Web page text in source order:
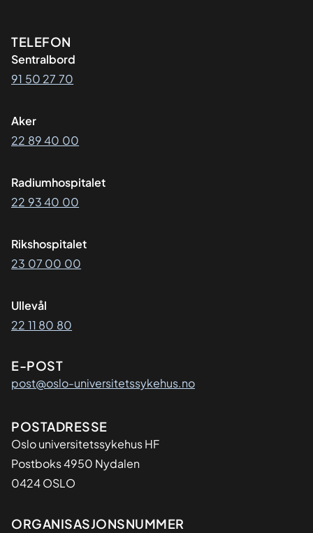
Kontaktinformasjon
TELEFON
Sentralbord
91 50 27 70
Aker
22 89 40 00
Radiumhospitalet
22 93 40 00
Rikshospitalet
23 07 00 00
Ullevål
22 11 80 80
E-POST
post@oslo-universitetssykehus.no
Adresse
POSTADRESSE
Oslo universitetssykehus HF
Postboks 4950 Nydalen
0424 OSLO
Organisasjon
ORGANISASJONSNUMMER